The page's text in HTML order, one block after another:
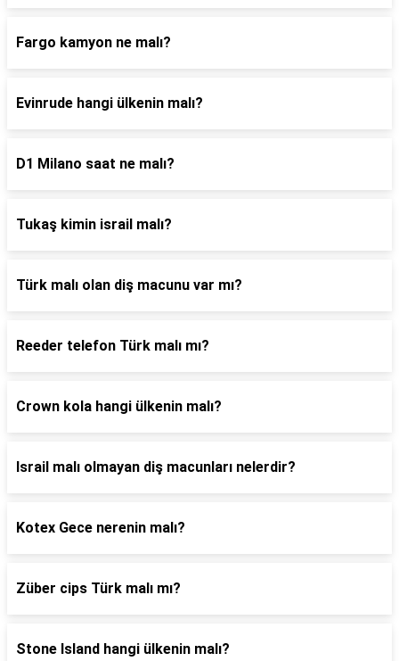
Fargo kamyon ne malı?
Evinrude hangi ülkenin malı?
D1 Milano saat ne malı?
Tukaş kimin israil malı?
Türk malı olan diş macunu var mı?
Reeder telefon Türk malı mı?
Crown kola hangi ülkenin malı?
Israil malı olmayan diş macunları nelerdir?
Kotex Gece nerenin malı?
Züber cips Türk malı mı?
Stone Island hangi ülkenin malı?